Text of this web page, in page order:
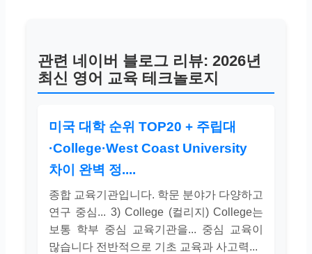
관련 네이버 블로그 리뷰: 2026년
최신 영어 교육 테크놀로지
미국 대학 순위 TOP20 + 주립대
·College·West Coast University
차이 완벽 정....
종합 교육기관입니다. 학문 분야가 다양하고
연구 중심... 3) College (컬리지) College는
보통 학부 중심 교육기관을... 중심 교육이
많습니다 전반적으로 기초 교육과 사고력...